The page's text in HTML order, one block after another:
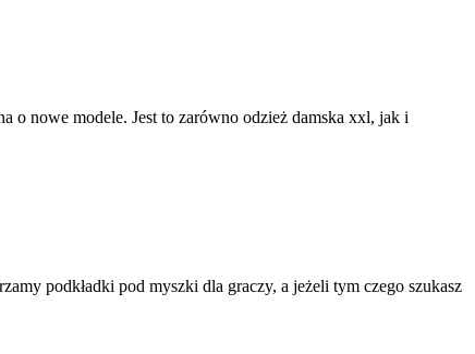
o nowe modele. Jest to zarówno odzież damska xxl, jak i
podkładki pod myszki dla graczy, a jeżeli tym czego szukasz